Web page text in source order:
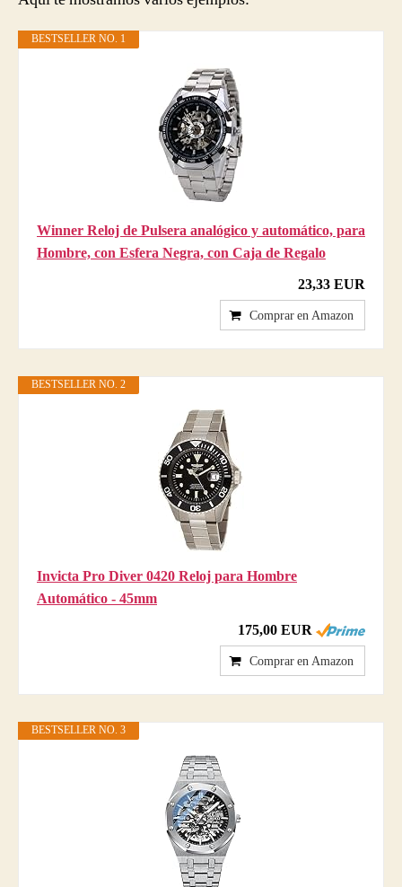
BESTSELLER NO. 1
Winner Reloj de Pulsera analógico y automático, para
Hombre, con Esfera Negra, con Caja de Regalo
23,33 EUR
Comprar en Amazon
BESTSELLER NO. 2
Invicta Pro Diver 0420 Reloj para Hombre
Automático - 45mm
175,00 EUR
Comprar en Amazon
BESTSELLER NO. 3